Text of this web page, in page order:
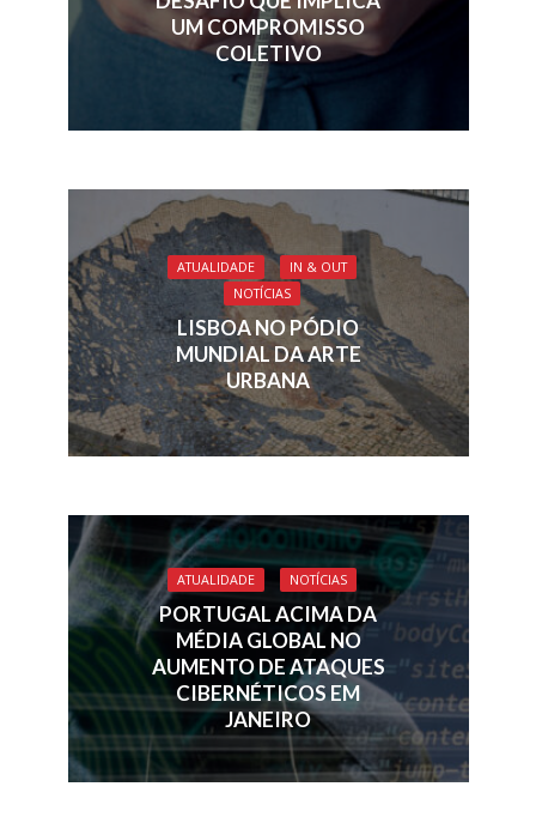
UM COMPROMISSO
COLETIVO
ATUALIDADE
IN & OUT
NOTÍCIAS
LISBOA NO PÓDIO
MUNDIAL DA ARTE
URBANA
ATUALIDADE NOTÍCIAS
PORTUGAL ACIMA DA
MÉDIA GLOBAL NO
AUMENTO DE ATAQUES
CIBERNÉTICOS EM
JANEIRO